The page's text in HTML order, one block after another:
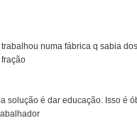
numa fábrica q sabia
solução é dar educação. Isso é